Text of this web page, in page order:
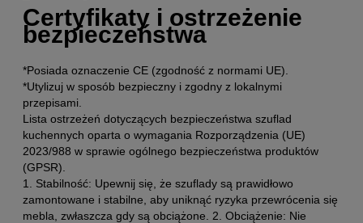
Certyfikaty i ostrzeżenie
bezpieczeństwa
*Posiada oznaczenie CE (zgodność z normami UE).
*Utylizuj w sposób bezpieczny i zgodny z lokalnymi
przepisami.
Lista ostrzeżeń dotyczących bezpieczeństwa szuflad
kuchennych oparta o wymagania Rozporządzenia (UE)
2023/988 w sprawie ogólnego bezpieczeństwa produktów
(GPSR).
1. Stabilność: Upewnij się, że szuflady są prawidłowo
zamontowane i stabilne, aby uniknąć ryzyka przewrócenia się
mebla, zwłaszcza gdy są obciążone. 2. Obciążenie: Nie